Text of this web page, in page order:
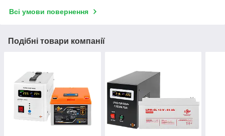
Всі умови повернення
Подібні товари компанії